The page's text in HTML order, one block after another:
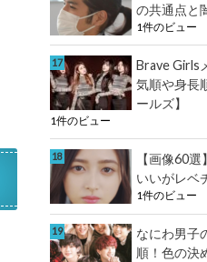
の共通点と
1件のビュー
Brave Girls
気順や身長
ールズ】
1件のビュー
【画像60
いいがレベ
1件のビュー
なにわ男子
順！色の決